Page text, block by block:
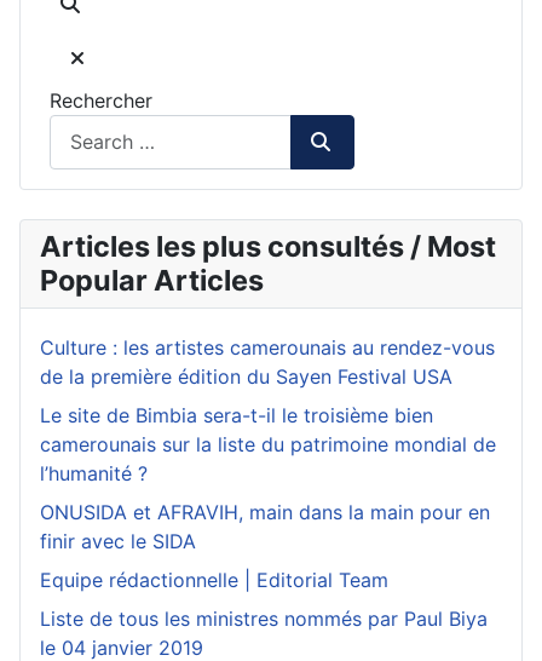
Rechercher
Articles les plus consultés / Most
Popular Articles
Culture : les artistes camerounais au rendez-vous
de la première édition du Sayen Festival USA
Le site de Bimbia sera-t-il le troisième bien
camerounais sur la liste du patrimoine mondial de
l’humanité ?
ONUSIDA et AFRAVIH, main dans la main pour en
finir avec le SIDA
Equipe rédactionnelle | Editorial Team
Liste de tous les ministres nommés par Paul Biya
le 04 janvier 2019